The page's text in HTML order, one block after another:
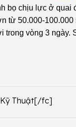
chịu lực ở quai
từ 50.000-
vòng 3
Kỹ Thuật[/fc]